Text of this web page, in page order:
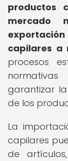
productos
mercado
capilares a
procesos
garantizar
de los
La
capilares
de